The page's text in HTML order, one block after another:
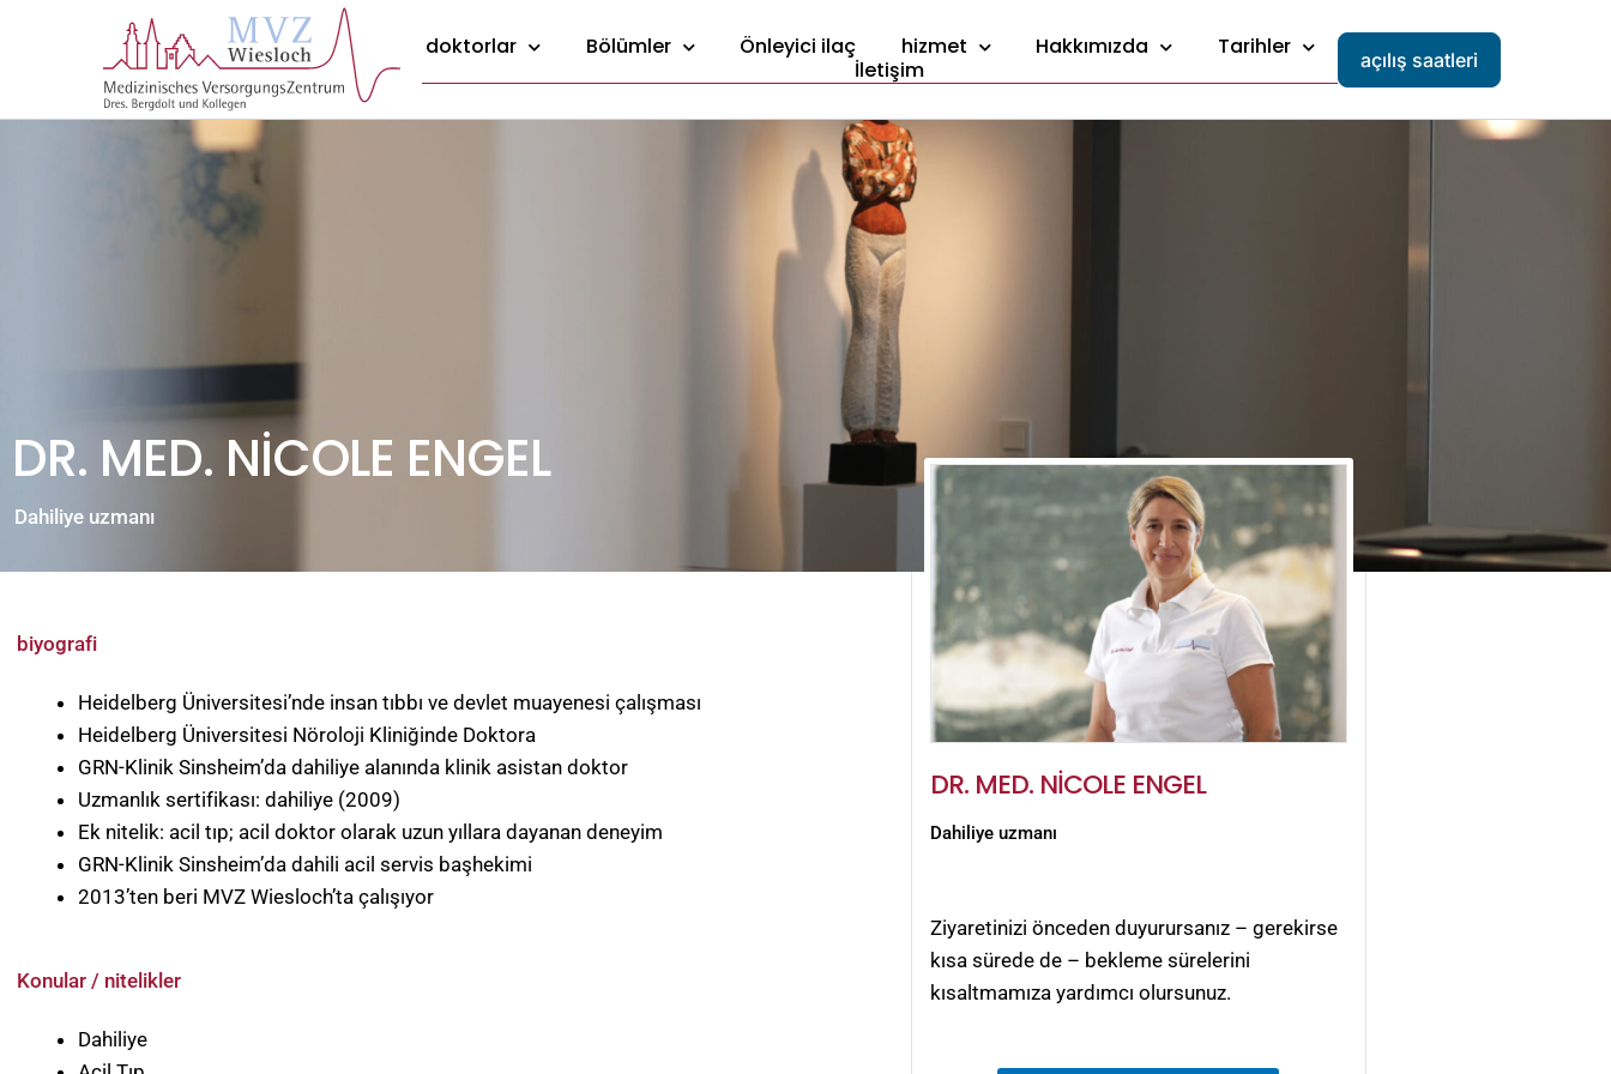
doktorlar Bölümler Önleyici ilaç hizmet Hakkımızda
Tarihler
İletişim
açılış saatleri
DR. MED. NICOLE ENGEL
Dahiliye uzmanı
biyografi
Heidelberg Üniversitesi’nde insan tıbbı ve devlet muayenesi çalışması
Heidelberg Üniversitesi Nöroloji Kliniğinde Doktora
GRN-Klinik Sinsheim’da dahiliye alanında klinik asistan doktor
Uzmanlık sertifikası: dahiliye (2009)
Ek nitelik: acil tıp; acil doktor olarak uzun yıllara dayanan deneyim
GRN-Klinik Sinsheim’da dahili acil servis başhekimi
2013’ten beri MVZ Wiesloch’ta çalışıyor
Konular / nitelikler
Dahiliye
DR. MED. NICOLE ENGEL
Dahiliye uzmanı
Ziyaretinizi önceden duyurursanız – gerekirse
kısa sürede de – bekleme sürelerini
kısaltmamıza yardımcı olursunuz.